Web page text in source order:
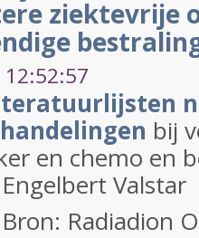
ziektevrije
bij
en chemo en
Valstar
Radiadion